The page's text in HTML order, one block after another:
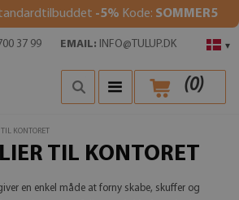
-5% Kode: SOMMER5
▾
37 99 EMAIL: INFO@TULUP.DK
(0)
TIL KONTORET
TIL KONTORET
en enkel måde at forny skabe, skuffer og